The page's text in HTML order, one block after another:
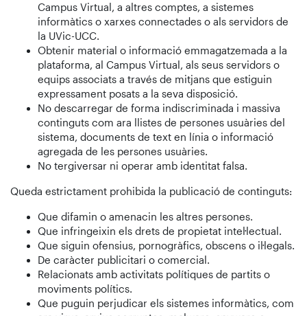
Campus Virtual, a altres comptes, a sistemes
informàtics o xarxes connectades o als servidors de
la UVic-UCC.
Obtenir material o informació emmagatzemada a la
plataforma, al Campus Virtual, als seus servidors o
equips associats a través de mitjans que estiguin
expressament posats a la seva disposició.
No descarregar de forma indiscriminada i massiva
continguts com ara llistes de persones usuàries del
sistema, documents de text en línia o informació
agregada de les persones usuàries.
No tergiversar ni operar amb identitat falsa.
Queda estrictament prohibida la publicació de continguts:
Que difamin o amenacin les altres persones.
Que infringeixin els drets de propietat intel·lectual.
Que siguin ofensius, pornogràfics, obscens o il·legals.
De caràcter publicitari o comercial.
Relacionats amb activitats polítiques de partits o
moviments polítics.
Que puguin perjudicar els sistemes informàtics, com